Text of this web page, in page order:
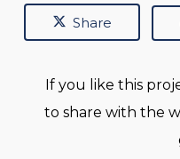
Share
If you like this
to share with the